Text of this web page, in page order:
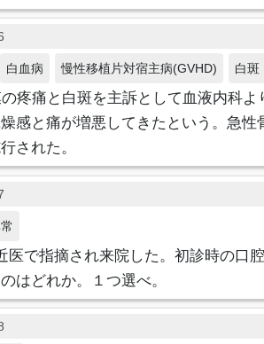
白血病 慢性移植片対宿主病(GVHD) 白斑
疼痛と白斑を主訴として血液内科よ
感と痛が増悪してきたという。急性
された。
医で指摘され来院した。初診時の口
はどれか。１つ選べ。